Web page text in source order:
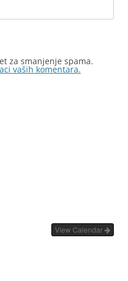
za smanjenje spama.
vaših komentara.
View Calendar